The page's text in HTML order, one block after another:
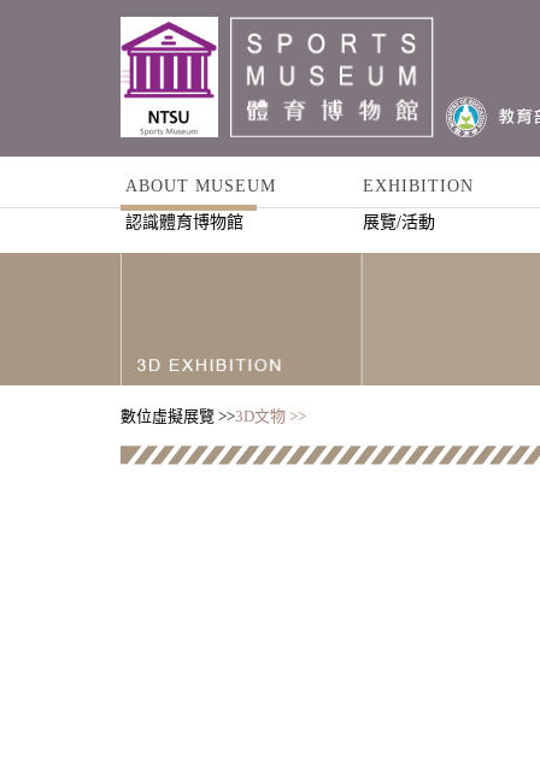
ABOUT MUSEUM
認識體育博物館
EXHIBITION
展覽/活動
數位虛擬展覽 >>3D文物 >>